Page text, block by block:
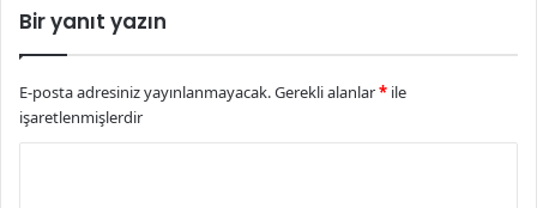
Bir yanıt yazın
E-posta adresiniz yayınlanmayacak.Gerekli alanlar* ile
işaretlenmişlerdir